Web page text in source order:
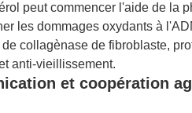
peut commencer l'aide de la
les dommages oxydants à
collagènase de fibroblaste,
anti-vieillissement.
et coopération